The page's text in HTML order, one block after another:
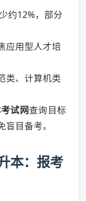
约12%，部分
应用型人才培
类、计算机类
试网查询目标
目备考。
本：报考